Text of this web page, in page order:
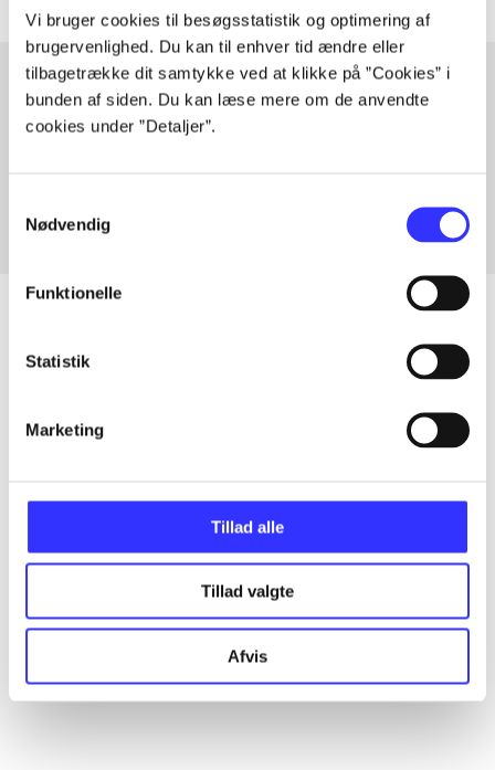
Vi bruger cookies til besøgsstatistik og optimering af
brugervenlighed. Du kan til enhver tid ændre eller
tilbagetrække dit samtykke ved at klikke på ”Cookies” i
bunden af siden. Du kan læse mere om de anvendte
cookies under ”Detaljer”.
Nødvendig
Funktionelle
Statistik
Marketing
Tillad alle
Tillad valgte
Afvis
Artikler med samme emner
...
...